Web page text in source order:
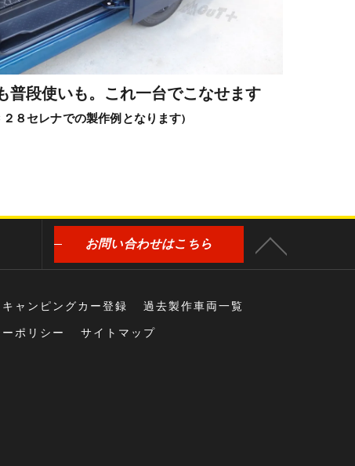
普段使いも。これ一台でこなせます
８セレナでの製作例となります)
お問い合わせはこちら
キャンピングカー登録
過去製作車両一覧
ポリシー サイトマップ